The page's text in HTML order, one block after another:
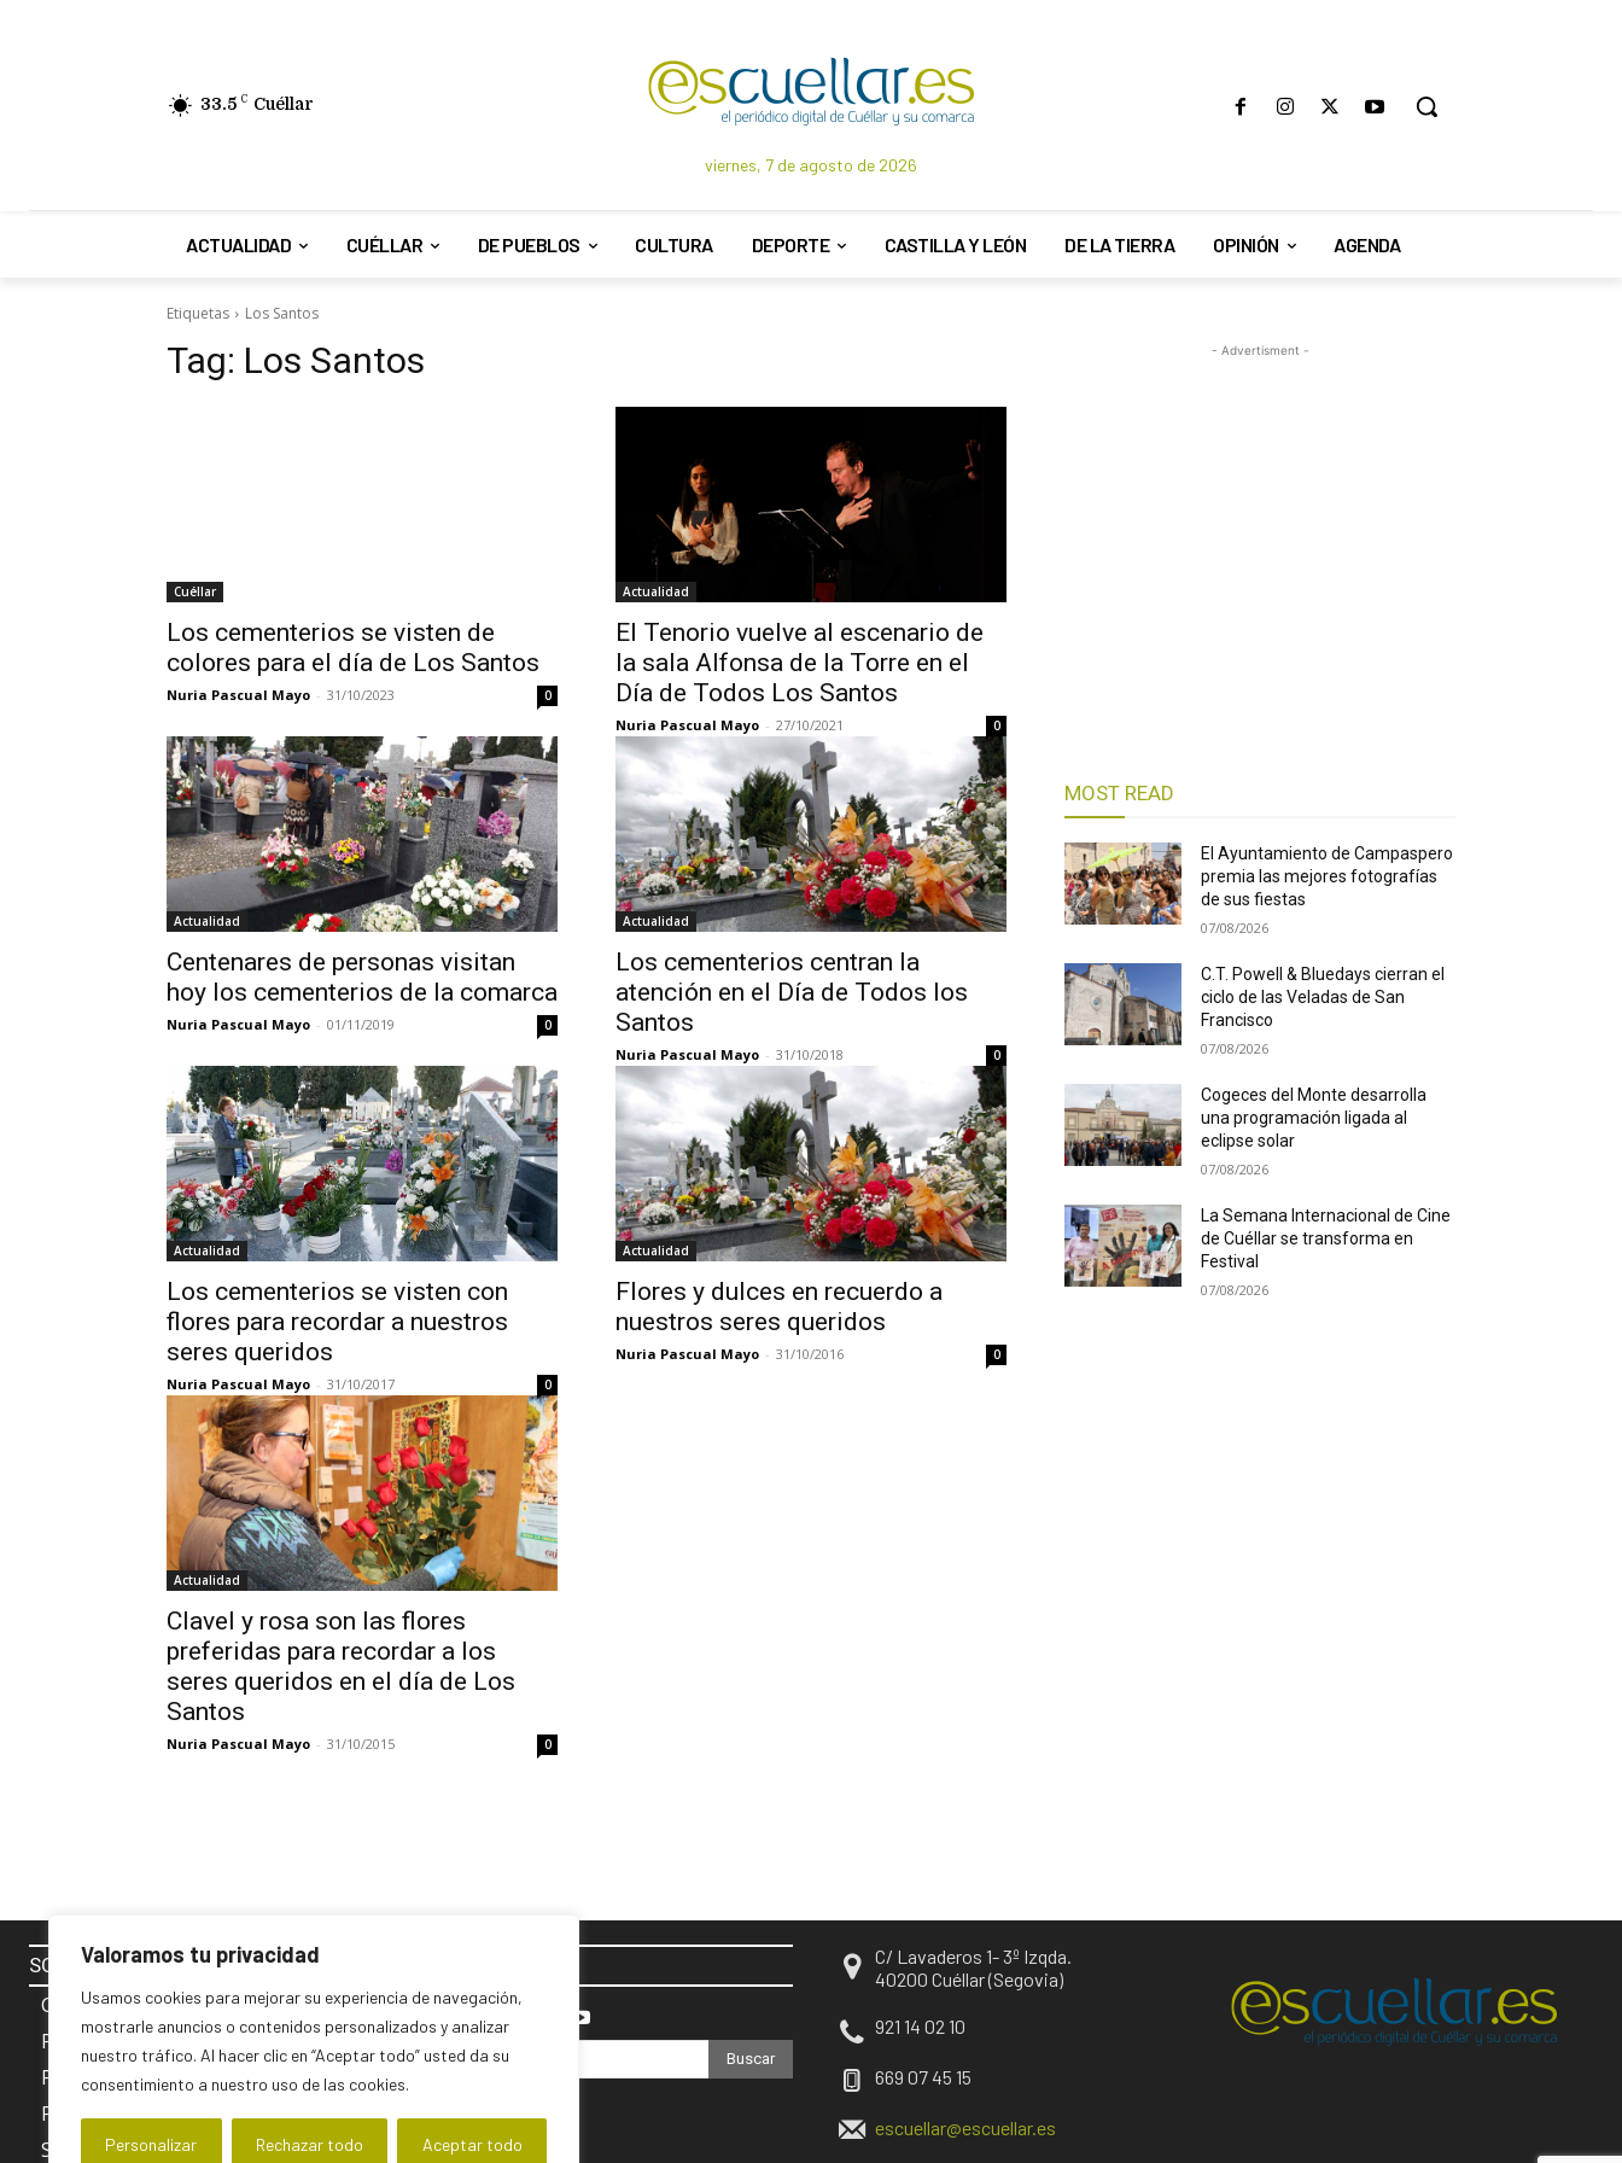
Valoramos tu privacidad
Usamos cookies para mejorar su experiencia de navegación,
mostrarle anuncios o contenidos personalizados y analizar
nuestro tráfico. Al hacer clic en “Aceptar todo” usted da su
consentimiento a nuestro uso de las cookies.
Personalizar Rechazar todo Aceptar todo
33.5 C Cuéllar
viernes, 7 de agosto de 2026
ACTUALIDAD CUÉLLAR DE PUEBLOS CULTURA DEPORTE CASTILLA Y LEÓN DE LA TIERRA OPINIÓN AGENDA
Etiquetas Los Santos
Tag: Los Santos
Cuéllar
Los cementerios se visten de
colores para el día de Los Santos
Nuria Pascual Mayo - 31/10/2023 0
Actualidad
El Tenorio vuelve al escenario de
la sala Alfonsa de la Torre en el
Día de Todos Los Santos
Nuria Pascual Mayo - 27/10/2021 0
Actualidad
Centenares de personas visitan
hoy los cementerios de la comarca
Nuria Pascual Mayo - 01/11/2019 0
Actualidad
Los cementerios centran la
atención en el Día de Todos los
Santos
Nuria Pascual Mayo - 31/10/2018 0
Actualidad
Los cementerios se visten con
flores para recordar a nuestros
seres queridos
Nuria Pascual Mayo - 31/10/2017 0
Actualidad
Flores y dulces en recuerdo a
nuestros seres queridos
Nuria Pascual Mayo - 31/10/2016 0
Actualidad
Clavel y rosa son las flores
preferidas para recordar a los
seres queridos en el día de Los
Santos
Nuria Pascual Mayo - 31/10/2015 0
- Advertisment -
MOST READ
El Ayuntamiento de Campaspero
premia las mejores fotografías
de sus fiestas
07/08/2026
C.T. Powell & Bluedays cierran el
ciclo de las Veladas de San
Francisco
07/08/2026
Cogeces del Monte desarrolla
una programación ligada al
eclipse solar
07/08/2026
La Semana Internacional de Cine
de Cuéllar se transforma en
Festival
07/08/2026
SOBRE NOSOTROS
Contacto
Política de cookies
Privacidad y Aviso Legal
PUBLICIDAD
Sobre nosotros
Buscar
C/ Lavaderos 1- 3º Izqda.
40200 Cuéllar (Segovia)
921 14 02 10
669 07 45 15
escuellar@escuellar.es